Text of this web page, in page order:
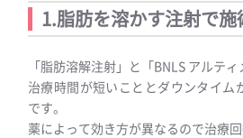
1.脂肪を溶かす注射で施
「脂肪溶解注射」と「BNLS アルテ
治療時間が短いこととダウンタイム
です。
薬によって効き方が異なるので治療回